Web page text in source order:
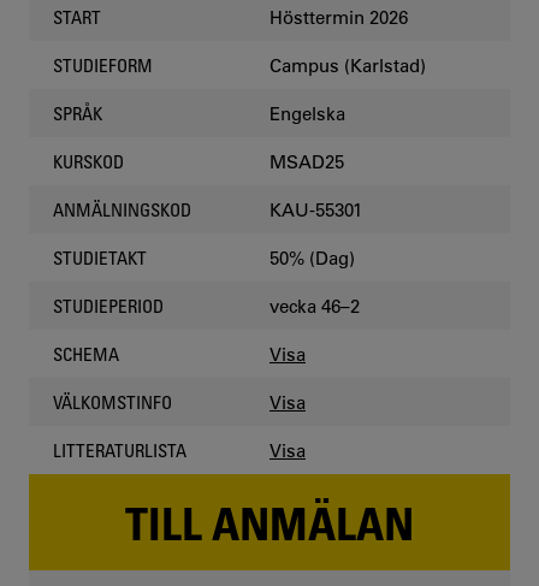
START Hösttermin 2026
STUDIEFORM Campus (Karlstad)
SPRÅK Engelska
KURSKOD MSAD25
ANMÄLNINGSKOD KAU-55301
STUDIETAKT 50% (Dag)
STUDIEPERIOD vecka 46–2
SCHEMA Visa
VÄLKOMSTINFO Visa
LITTERATURLISTA Visa
TILL ANMÄLAN